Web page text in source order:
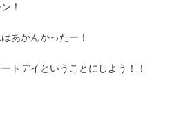
！
あかんかったー！
トデイということにしよう！！